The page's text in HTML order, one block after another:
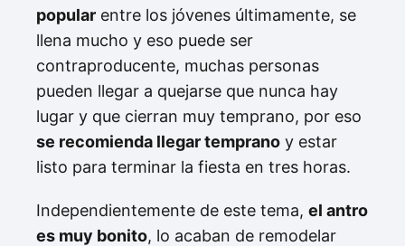
popular entre los jóvenes últimamente, se
llena mucho y eso puede ser
contraproducente, muchas personas
pueden llegar a quejarse que nunca hay
lugar y que cierran muy temprano, por eso
se recomienda llegar temprano y estar
listo para terminar la fiesta en tres horas.
Independientemente de este tema, el antro
es muy bonito, lo acaban de remodelar